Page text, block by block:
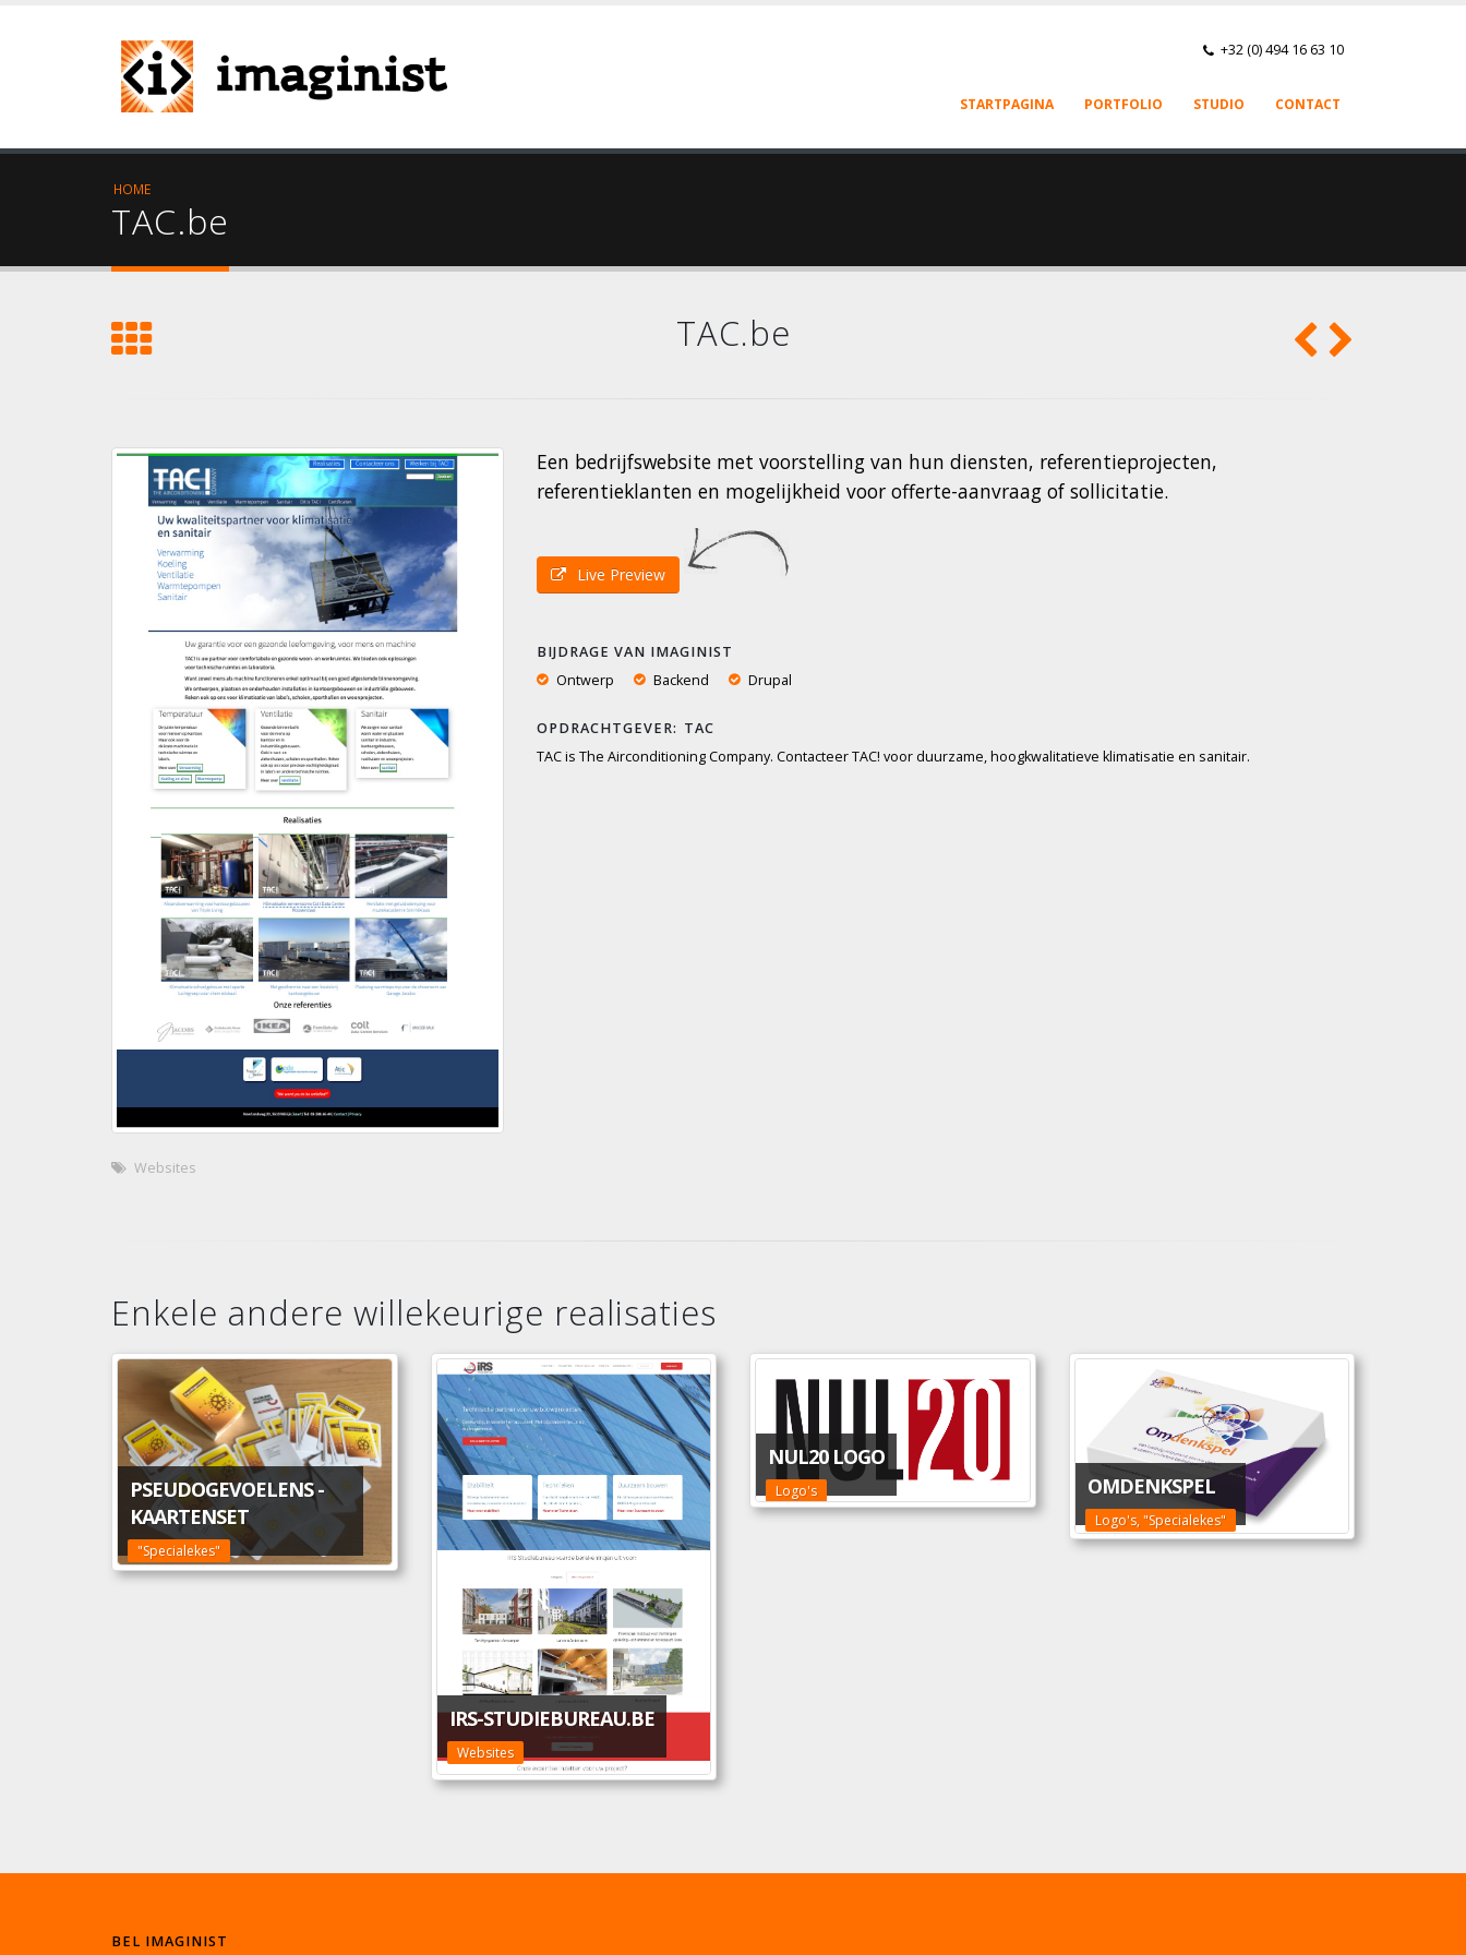
+32 (0) 494 16 63 10
STARTPAGINA PORTFOLIO STUDIO CONTACT
HOME
TAC.be
TAC.be
Websites
Een bedrijfswebsite met voorstelling van hun diensten, referentieprojecten,
referentieklanten en mogelijkheid voor offerte-aanvraag of sollicitatie.
Live Preview
BIJDRAGE VAN IMAGINIST
Ontwerp
Backend Drupal
TAC
TAC is The Airconditioning Company. Contacteer TAC! voor duurzame, hoogkwalitatieve klimatisatie en sanitair.
Enkele andere willekeurige realisaties
PSEUDOGEVOELENS -
KAARTENSET
"Specialekes"
IRS-STUDIEBUREAU.BE
Websites
NUL20 LOGO
Logo's OMDENKSPEL
Logo's, "Specialekes"
BEL IMAGINIST